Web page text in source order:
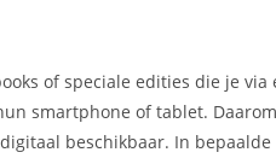
of speciale edities die je via
smartphone of tablet.
beschikbaar. In